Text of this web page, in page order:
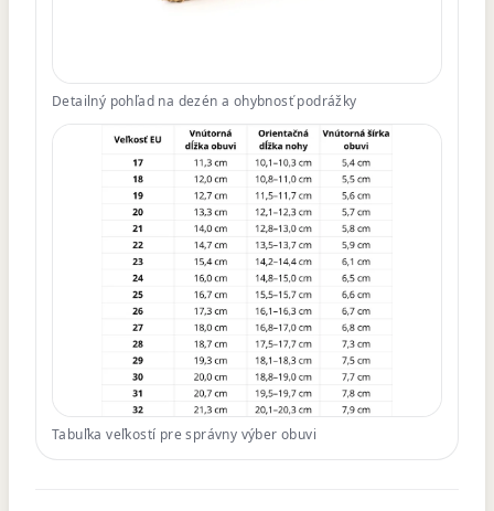
Detailný pohľad na dezén a ohybnosť podrážky
Tabuľka veľkostí pre správny výber obuvi